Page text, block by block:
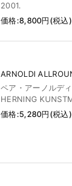
2001.
価格:8,800円(税込)
ARNOLDI
ペア・アーノルデ
HERNING
価格:5,280円(税込)